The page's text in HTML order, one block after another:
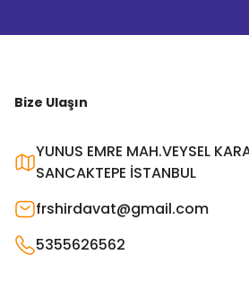
Bize Ulaşın
YUNUS EMRE MAH.VEYSEL
SANCAKTEPE İSTANBUL
frshirdavat@gmail.com
5355626562